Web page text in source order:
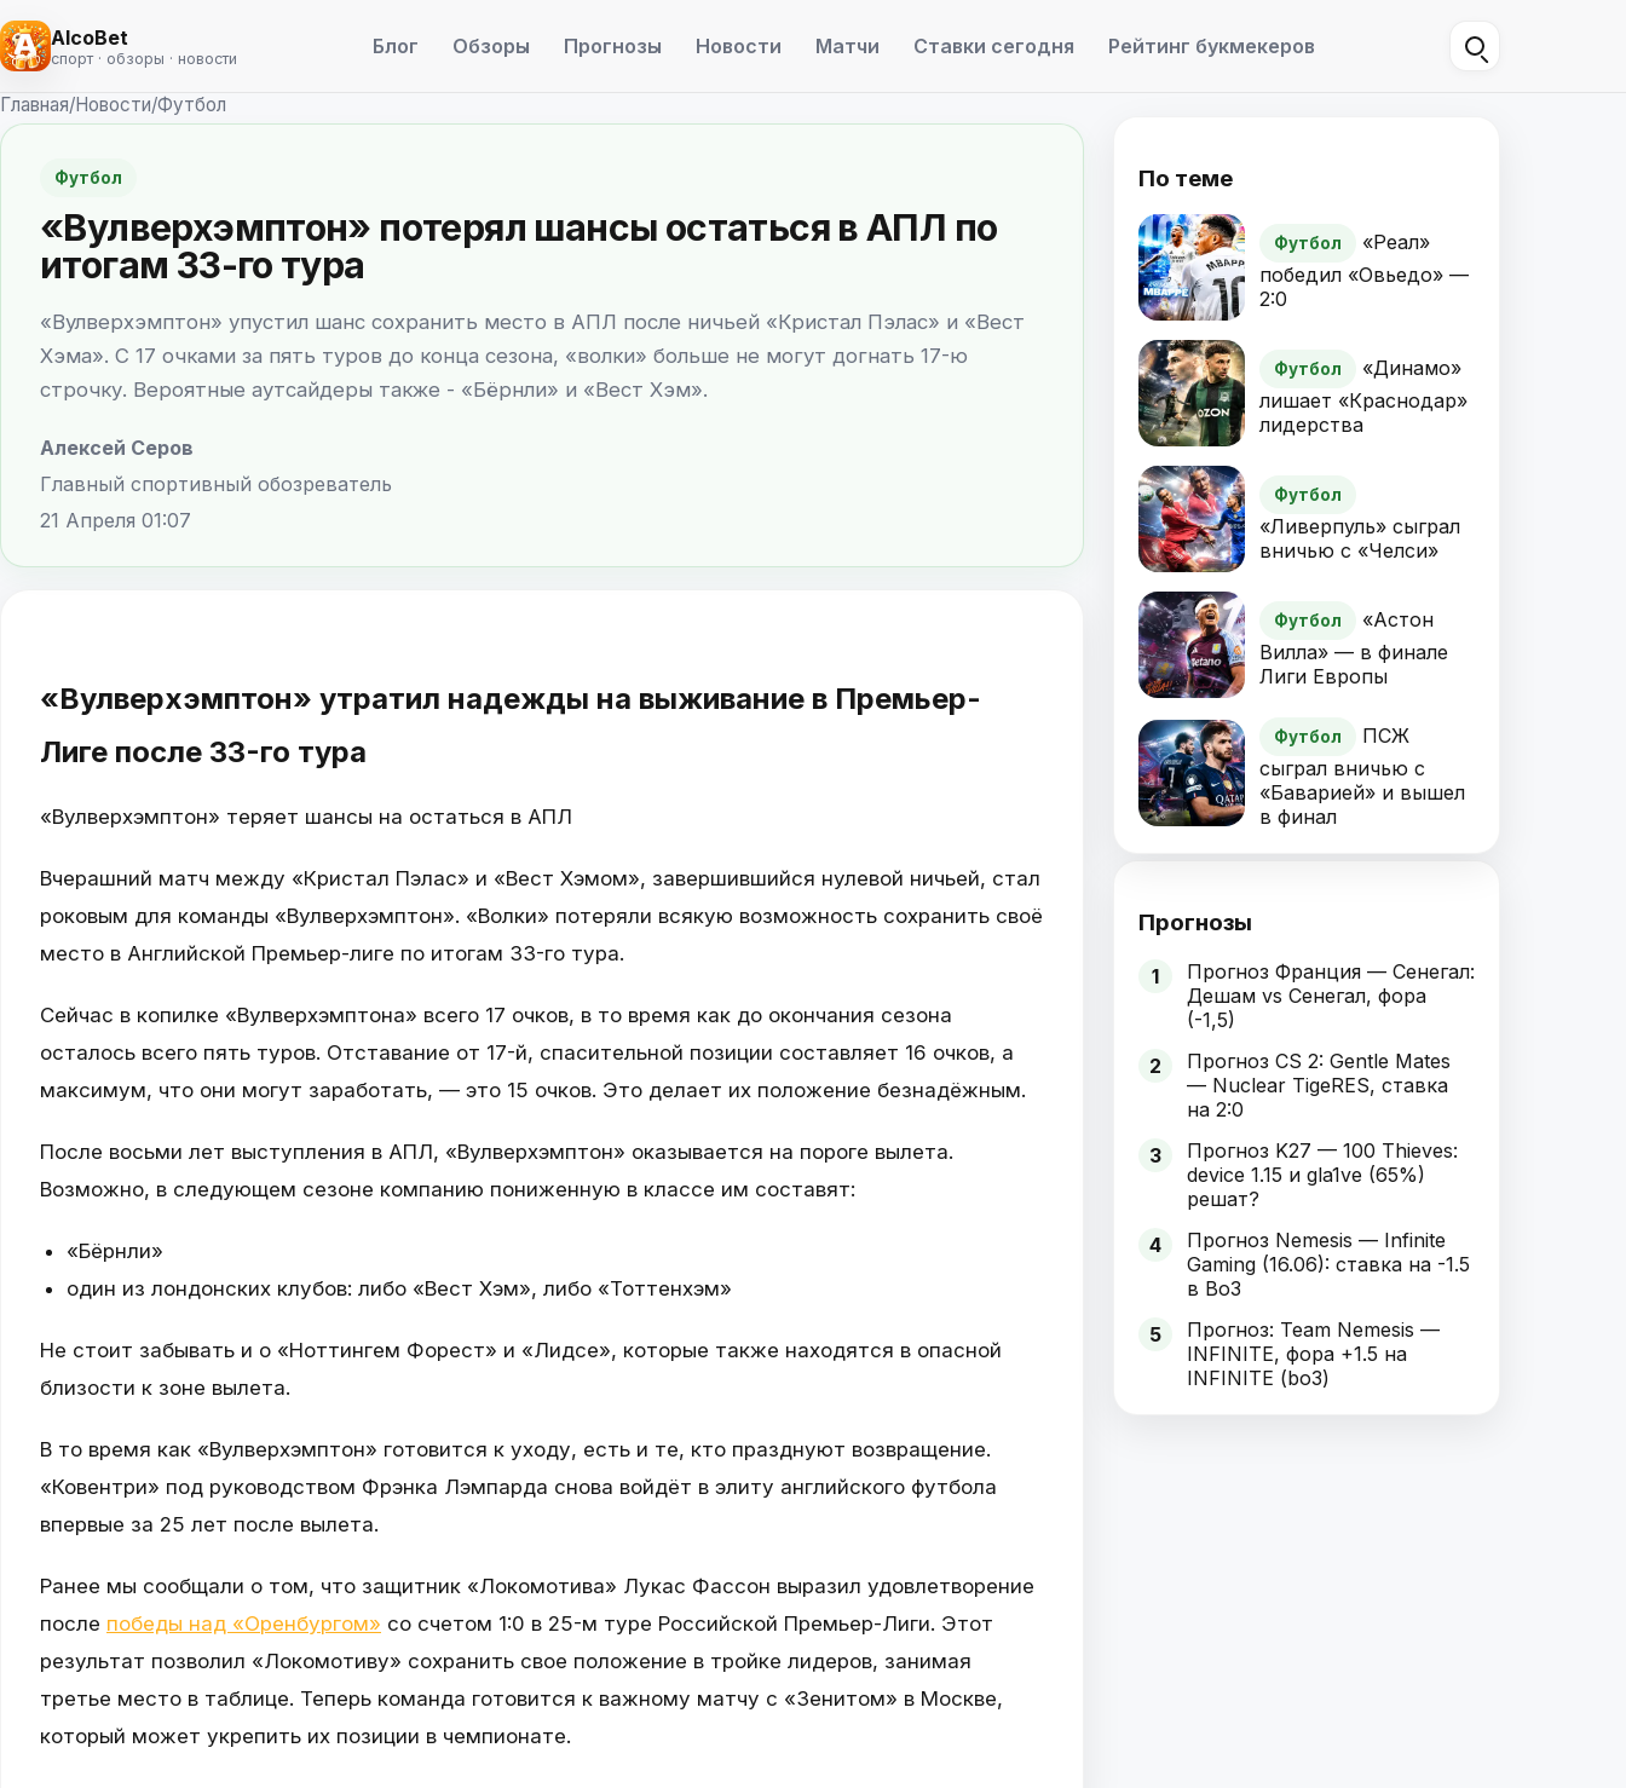
AlcoBet
спорт · обзоры · новости Блог Обзоры Прогнозы Новости Матчи Ставки сегодня Рейтинг букмекеров
Главная/Новости/Футбол
Футбол
«Вулверхэмптон» потерял шансы остаться в АПЛ по
итогам 33-го тура
«Вулверхэмптон» упустил шанс сохранить место в АПЛ после ничьей «Кристал Пэлас» и «Вест
Хэма». С 17 очками за пять туров до конца сезона, «волки» больше не могут догнать 17-ю
строчку. Вероятные аутсайдеры также - «Бёрнли» и «Вест Хэм».
Алексей Серов
Главный спортивный обозреватель
21 Апреля 01:07
«Вулверхэмптон» утратил надежды на выживание в Премьер-
Лиге после 33-го тура
«Вулверхэмптон» теряет шансы на остаться в АПЛ
Вчерашний матч между «Кристал Пэлас» и «Вест Хэмом», завершившийся нулевой ничьей, стал
роковым для команды «Вулверхэмптон». «Волки» потеряли всякую возможность сохранить своё
место в Английской Премьер-лиге по итогам 33-го тура.
Сейчас в копилке «Вулверхэмптона» всего 17 очков, в то время как до окончания сезона
осталось всего пять туров. Отставание от 17-й, спасительной позиции составляет 16 очков, а
максимум, что они могут заработать, — это 15 очков. Это делает их положение безнадёжным.
После восьми лет выступления в АПЛ, «Вулверхэмптон» оказывается на пороге вылета.
Возможно, в следующем сезоне компанию пониженную в классе им составят:
«Бёрнли»
один из лондонских клубов: либо «Вест Хэм», либо «Тоттенхэм»
Не стоит забывать и о «Ноттингем Форест» и «Лидсе», которые также находятся в опасной
близости к зоне вылета.
В то время как «Вулверхэмптон» готовится к уходу, есть и те, кто празднуют возвращение.
«Ковентри» под руководством Фрэнка Лэмпарда снова войдёт в элиту английского футбола
впервые за 25 лет после вылета.
Ранее мы сообщали о том, что защитник «Локомотива» Лукас Фассон выразил удовлетворение
после победы над «Оренбургом» со счетом 1:0 в 25-м туре Российской Премьер-Лиги. Этот
результат позволил «Локомотиву» сохранить свое положение в тройке лидеров, занимая
третье место в таблице. Теперь команда готовится к важному матчу с «Зенитом» в Москве,
который может укрепить их позиции в чемпионате.
По теме
Футбол
«Реал»
победил «Овьедо» —
2:0
Футбол
«Динамо»
лишает «Краснодар»
лидерства
Футбол
«Ливерпуль» сыграл
вничью с «Челси»
Футбол
«Астон
Вилла» — в финале
Лиги Европы
Футбол
ПСЖ
сыграл вничью с
«Баварией» и вышел
в финал
Прогнозы
1
Прогноз Франция — Сенегал:
Дешам vs Сенегал, фора
(-1,5)
2
Прогноз CS 2: Gentle Mates
— Nuclear TigeRES, ставка
на 2:0
3
Прогноз K27 — 100 Thieves:
device 1.15 и gla1ve (65%)
решат?
4
Прогноз Nemesis — Infinite
Gaming (16.06): ставка на -1.5
в Bo3
5
Прогноз: Team Nemesis —
INFINITE, фора +1.5 на
INFINITE (bo3)